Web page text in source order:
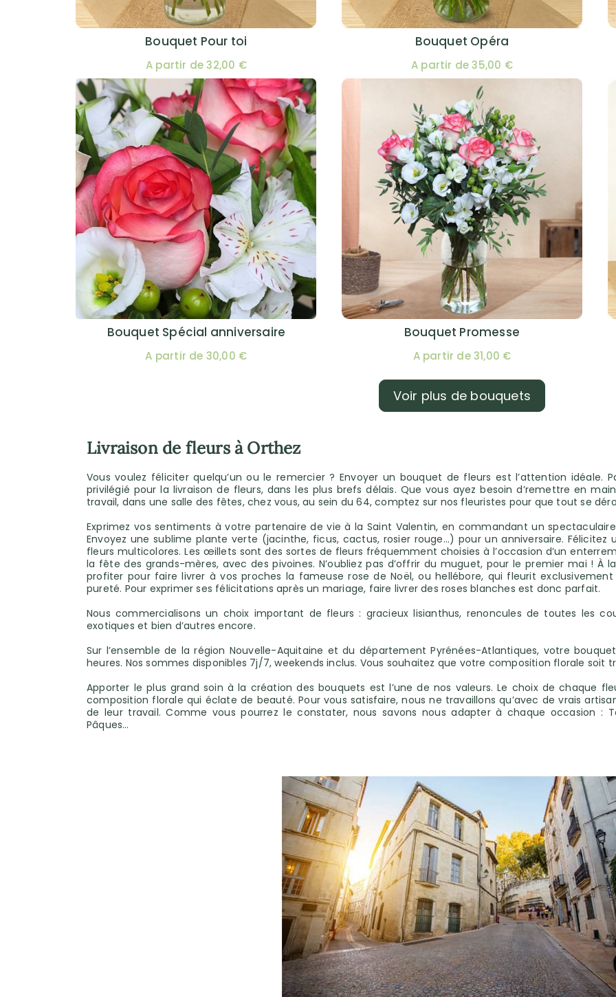
Bouquet Pour toi
A partir de 32,00 €
Bouquet Opéra
A partir de 35,00 €
Bouquet Spécial anniversaire
A partir de 30,00 €
Bouquet Promesse
A partir de 31,00 €
Voir plus de bouquets
Livraison de fleurs à Orthez
Vous voulez féliciter quelqu’un ou le remercier ? Envoyer un bouquet de fleurs est l’attention idéale.
privilégié pour la livraison de fleurs, dans les plus brefs délais. Que vous ayez besoin d’remettre en
travail, dans une salle des fêtes, chez vous, au sein du 64, comptez sur nos fleuristes pour que tout se
Exprimez vos sentiments à votre partenaire de vie à la Saint Valentin, en commandant un
Envoyez une sublime plante verte (jacinthe, ficus, cactus, rosier rouge...) pour un anniversaire.
fleurs multicolores. Les œillets sont des sortes de fleurs fréquemment choisies à l’occasion d’un
la fête des grands-mères, avec des pivoines. N’oubliez pas d’offrir du muguet, pour le premier mai !
profiter pour faire livrer à vos proches la fameuse rose de Noël, ou hellébore, qui fleurit
pureté. Pour exprimer ses félicitations après un mariage, faire livrer des roses blanches est donc parfait.
Nous commercialisons un choix important de fleurs : gracieux lisianthus, renoncules de toutes les
exotiques et bien d’autres encore.
Sur l’ensemble de la région Nouvelle-Aquitaine et du département Pyrénées-Atlantiques, votre
heures. Nos sommes disponibles 7j/7, weekends inclus. Vous souhaitez que votre composition florale soit
Apporter le plus grand soin à la création des bouquets est l’une de nos valeurs. Le choix de chaque
composition florale qui éclate de beauté. Pour vous satisfaire, nous ne travaillons qu’avec de vrais
de leur travail. Comme vous pourrez le constater, nous savons nous adapter à chaque occasion :
Pâques…